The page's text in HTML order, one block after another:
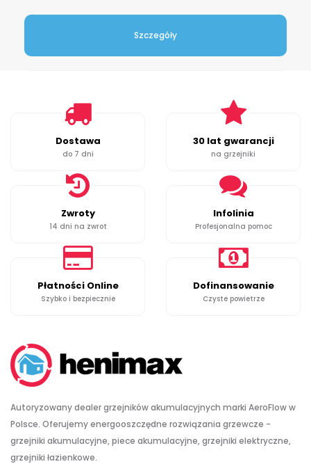
Szczegóły
Dostawa
do 7 dni
30 lat gwarancji
na grzejniki
Zwroty
14 dni na zwrot
Infolinia
Profesjonalna pomoc
Płatności Online
Szybko i bezpiecznie
Dofinansowanie
Czyste powietrze
Autoryzowany dealer grzejników akumulacyjnych marki AeroFlow w
Polsce. Oferujemy energooszczędne rozwiązania grzewcze -
grzejniki akumulacyjne, piece akumulacyjne, grzejniki elektryczne,
grzejniki łazienkowe.